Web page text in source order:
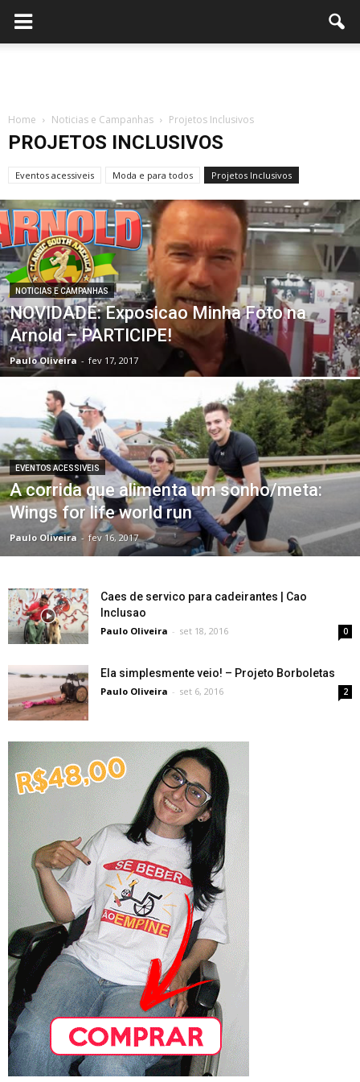
Home Noticias e Campanhas Projetos Inclusivos
PROJETOS INCLUSIVOS
Eventos acessiveis Moda e para todos Projetos Inclusivos
NOTICIAS E CAMPANHAS
NOVIDADE: Exposicao Minha Foto na
Arnold – PARTICIPE!
Paulo Oliveira - fev 17, 2017
EVENTOS ACESSIVEIS
A corrida que alimenta um sonho/meta:
Wings for life world run
Paulo Oliveira - fev 16, 2017
Caes de servico para cadeirantes | Cao
Inclusao
Paulo Oliveira - set 18, 2016 0
Ela simplesmente veio! – Projeto Borboletas
Paulo Oliveira - set 6, 2016 2